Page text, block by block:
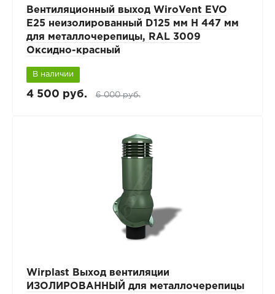
Вентиляционный выход WiroVent EVO
E25 неизолированный D125 мм Н 447 мм
для металлочерепицы, RAL 3009
Оксидно-красный
В наличии
4 500 руб. 6 000 руб.
Wirplast Выход вентиляции
ИЗОЛИРОВАННЫЙ для металлочерепицы